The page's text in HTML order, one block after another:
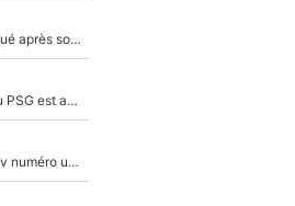
Incendies en Gironde - Nelson Monfort est attaqué après son dérapage sur CNews : «Et lui, il prend combien pour parler dans un studio climatisé?»
Ferran Torres a pris sa décision : Son transfert au PSG est annoncé en Espagne !
Suzuki recruté, Chevalier veut se battre, Safonov numéro un… Le PSG se lance encore dans un gros chantier pour le poste de gardien de but